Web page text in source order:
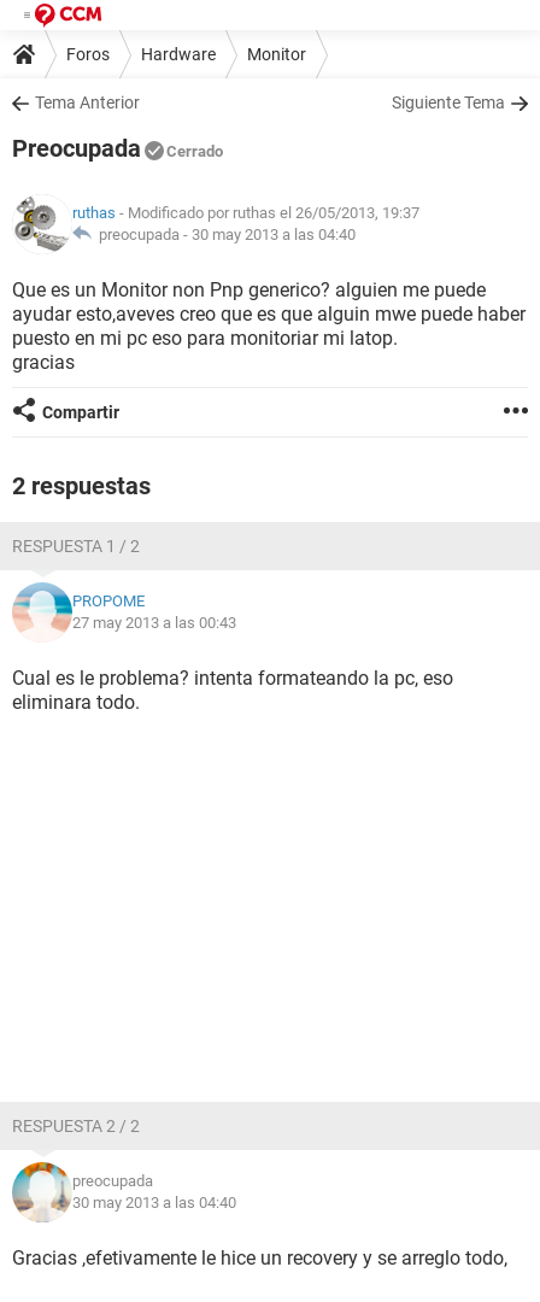
Foros Hardware Monitor
Tema Anterior Siguiente Tema
Preocupada Cerrado
ruthas - Modificado por ruthas el 26/05/2013, 19:37
preocupada - 30 may 2013 a las 04:40
Que es un Monitor non Pnp generico? alguien me puede
ayudar esto,aveves creo que es que alguin mwe puede haber
puesto en mi pc eso para monitoriar mi latop.
gracias
Compartir
2 respuestas
RESPUESTA 1 / 2
PROPOME
27 may 2013 a las 00:43
Cual es le problema? intenta formateando la pc, eso
eliminara todo.
RESPUESTA 2 / 2
preocupada
30 may 2013 a las 04:40
Gracias ,efetivamente le hice un recovery y se arreglo todo,